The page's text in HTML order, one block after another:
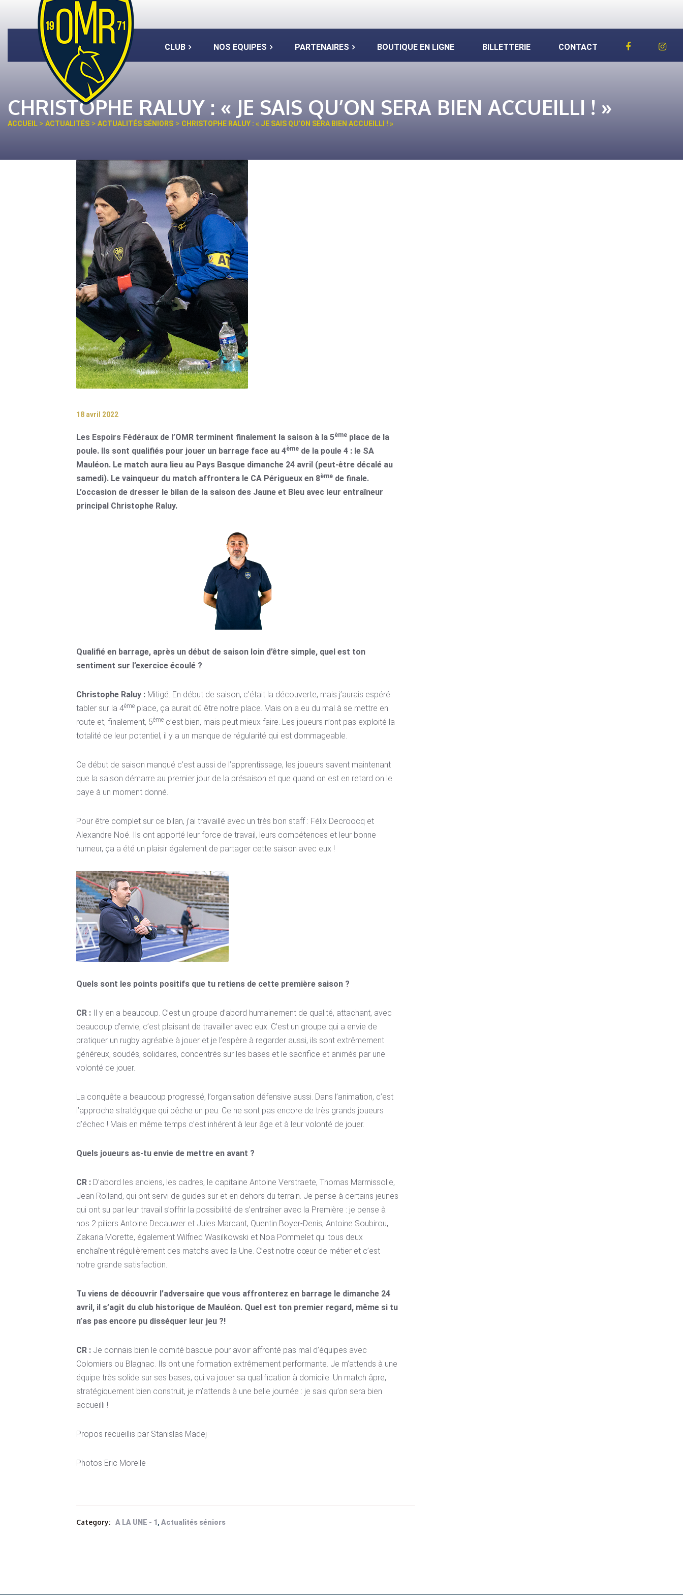
CLUB NOS EQUIPES PARTENAIRES BOUTIQUE EN LIGNE BILLETTERIE CONTACT
CHRISTOPHE RALUY : « JE SAIS QU’ON SERA BIEN ACCUEILLI ! »
ACCUEIL > ACTUALITÉS > ACTUALITÉS SÉNIORS > CHRISTOPHE RALUY : « JE SAIS QU’ON SERA BIEN ACCUEILLI ! »
18 avril 2022
Les Espoirs Fédéraux de l’OMR terminent finalement la saison à la 5ème place de la
poule. Ils sont qualifiés pour jouer un barrage face au 4ème de la poule 4 : le SA
Mauléon. Le match aura lieu au Pays Basque dimanche 24 avril (peut-être décalé au
samedi). Le vainqueur du match affrontera le CA Périgueux en 8ème de finale.
L’occasion de dresser le bilan de la saison des Jaune et Bleu avec leur entraîneur
principal Christophe Raluy.
Qualifié en barrage, après un début de saison loin d’être simple, quel est ton
sentiment sur l’exercice écoulé ?
Christophe Raluy : Mitigé. En début de saison, c’était la découverte, mais j’aurais espéré
tabler sur la 4ème place, ça aurait dû être notre place. Mais on a eu du mal à se mettre en
route et, finalement, 5ème c’est bien, mais peut mieux faire. Les joueurs n’ont pas exploité la
totalité de leur potentiel, il y a un manque de régularité qui est dommageable.
Ce début de saison manqué c’est aussi de l’apprentissage, les joueurs savent maintenant
que la saison démarre au premier jour de la présaison et que quand on est en retard on le
paye à un moment donné.
Pour être complet sur ce bilan, j’ai travaillé avec un très bon staff : Félix Decroocq et
Alexandre Noé. Ils ont apporté leur force de travail, leurs compétences et leur bonne
humeur, ça a été un plaisir également de partager cette saison avec eux !
Quels sont les points positifs que tu retiens de cette première saison ?
CR :
Il y en a beaucoup. C’est un groupe d’abord humainement de qualité, attachant, avec
beaucoup d’envie, c’est plaisant de travailler avec eux. C’est un groupe qui a envie de
pratiquer un rugby agréable à jouer et je l’espère à regarder aussi, ils sont extrêmement
généreux, soudés, solidaires, concentrés sur les bases et le sacrifice et animés par une
volonté de jouer.
La conquête a beaucoup progressé, l’organisation défensive aussi. Dans l’animation, c’est
l’approche stratégique qui pêche un peu. Ce ne sont pas encore de très grands joueurs
d’échec ! Mais en même temps c’est inhérent à leur âge et à leur volonté de jouer.
Quels joueurs as-tu envie de mettre en avant ?
CR : D’abord les anciens, les cadres, le capitaine Antoine Verstraete, Thomas Marmissolle,
Jean Rolland, qui ont servi de guides sur et en dehors du terrain. Je pense à certains jeunes
qui ont su par leur travail s’offrir la possibilité de s’entraîner avec la Première : je pense à
nos 2 piliers Antoine Decauwer et Jules Marcant, Quentin Boyer-Denis, Antoine Soubirou,
Zakaria Morette, également Wilfried Wasilkowski et Noa Pommelet qui tous deux
enchaînent régulièrement des matchs avec la Une. C’est notre cœur de métier et c’est
notre grande satisfaction.
Tu viens de découvrir l’adversaire que vous affronterez en barrage le dimanche 24
avril, il s’agit du club historique de Mauléon. Quel est ton premier regard, même si tu
n’as pas encore pu disséquer leur jeu ?!
CR : Je connais bien le comité basque pour avoir affronté pas mal d’équipes avec
Colomiers ou Blagnac. Ils ont une formation extrêmement performante. Je m’attends à une
équipe très solide sur ses bases, qui va jouer sa qualification à domicile. Un match âpre,
stratégiquement bien construit, je m’attends à une belle journée : je sais qu’on sera bien
accueilli !
Propos recueillis par Stanislas Madej
Photos Eric Morelle
Category: A LA UNE - 1 , Actualités séniors